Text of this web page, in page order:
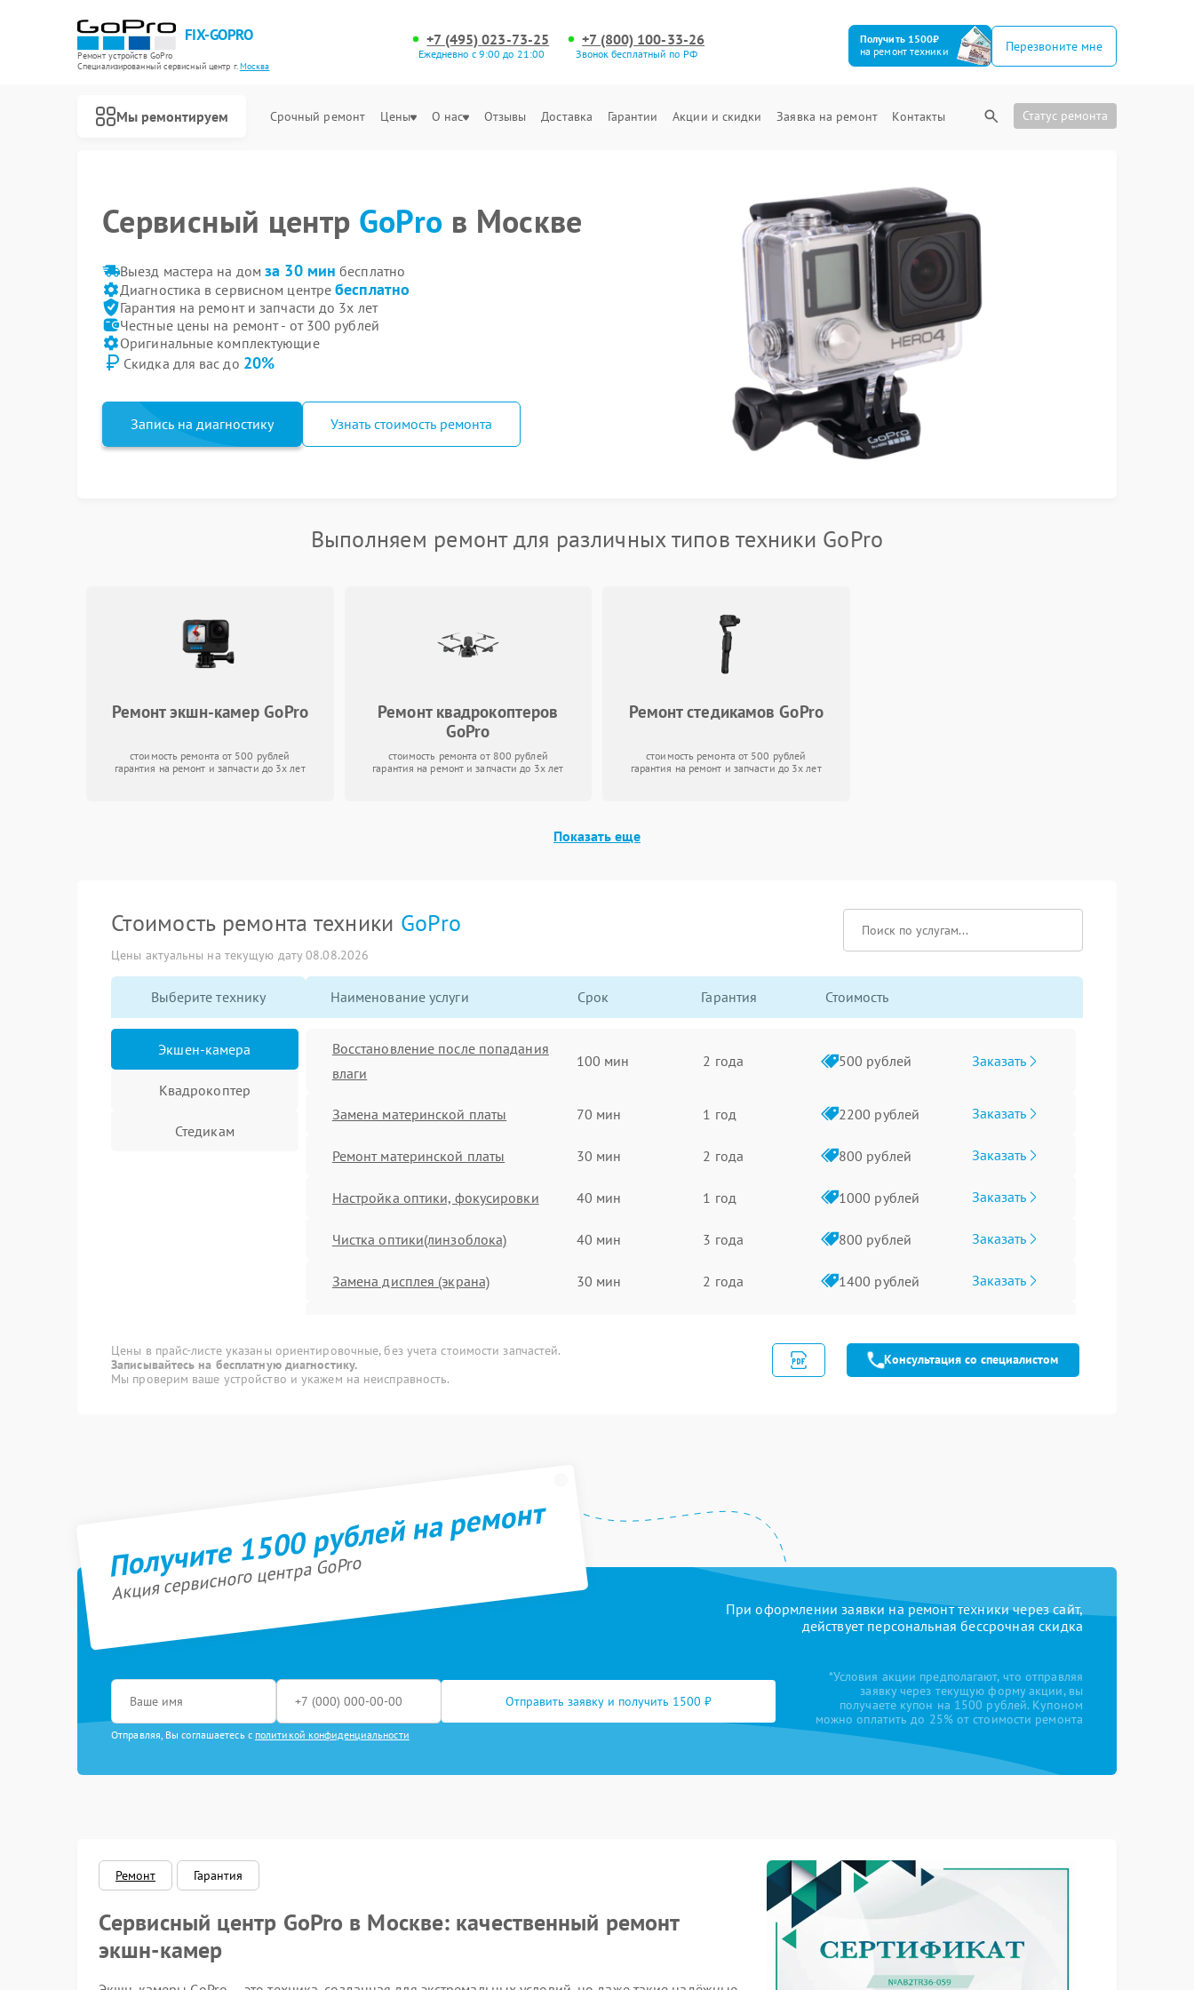
FIX-GOPRO
Ремонт устройств GoPro
Специализированный cервисный центр г.Москва
+7 (495) 023-73-25
Ежедневно с 9:00 до 21:00
+7 (800) 100-33-26
Звонок бесплатный по РФ
Получить 1500₽
на ремонт техники
Перезвоните мне
Мы ремонтируем Срочный ремонт Цены О нас Отзывы Доставка Гарантии Акции и скидки Заявка на ремонт Контакты Статус ремонта
Сервисный центр GoPro в Москве
Выезд мастера на домза 30 мин бесплатно
Диагностика в сервисном центребесплатно
Гарантия на ремонт и запчасти до 3х лет
Честные цены на ремонт - от 300 рублей
Оригинальные комплектующие
Скидка для вас до 20%
Запись на диагностику Узнать стоимость ремонта
Выполняем ремонт для различных типов техники GoPro
Ремонт экшн-камер GoPro
стоимость ремонта от 500 рублей
гарантия на ремонт и запчасти до 3х лет
Ремонт квадрокоптеров
GoPro
стоимость ремонта от 800 рублей
гарантия на ремонт и запчасти до 3х лет
Ремонт стедикамов GoPro
стоимость ремонта от 500 рублей
гарантия на ремонт и запчасти до 3х лет
Показать еще
Стоимость ремонта техники GoPro
Цены актуальны на текущую дату 08.08.2026
Выберите технику
Экшен-камера
Квадрокоптер
Стедикам
Наименование услуги Срок Гарантия Стоимость
Восстановление после попадания
влаги
100 мин 2 года 500 рублей Заказать
Замена материнской платы 70 мин 1 год 2200 рублей Заказать
Ремонт материнской платы 30 мин 2 года 800 рублей Заказать
Настройка оптики, фокусировки 40 мин 1 год 1000 рублей Заказать
Чистка оптики(линзоблока) 40 мин 3 года 800 рублей Заказать
Замена дисплея (экрана) 30 мин 2 года 1400 рублей Заказать
Ремонт/замена
картоприемника(картридера) sd
800 рублей Заказать
температуры
50 мин
Прошивка (Обновление ПО) 50 мин 1 год
Цены в прайс-листе указаны ориентировочные, без учета стоимости запчастей.
Записывайтесь на бесплатную диагностику.
Мы проверим ваше устройство и укажем на неисправность.
Консультация со специалистом
Получите 1500 рублей на ремонт
Акция сервисного центра GoPro
При оформлении заявки на ремонт техники через сайт,
действует персональная бессрочная скидка
Отправить заявку и получить 1500 ₽
Отправляя, Вы соглашаетесь с политикой конфиденциальности
*Условия акции предполагают, что отправляя
заявку через текущую форму акции, вы
получаете купон на 1500 рублей. Купоном
можно оплатить до 25% от стоимости ремонта
Ремонт Гарантия
Сервисный центр GoPro в Москве: качественный ремонт
экшн-камер